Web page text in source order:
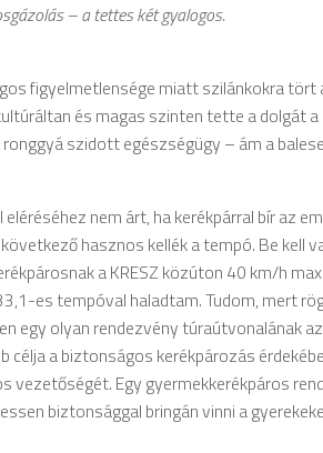
– a tettes két gyalogos.
figyelmetlensége miatt szilánkokra tört
és magas szinten tette a dolgát
szidott egészségügy – ám a
nem árt, ha kerékpárral bír az
hasznos kellék a tempó. Be kell
a KRESZ közúton 40 km/h
es tempóval haladtam. Tudom, mert
egy olyan rendezvény túraútvonalának
célja a biztonságos kerékpározás
vezetőségét. Egy gyermekkerékpáros
biztonsággal bringán vinni a